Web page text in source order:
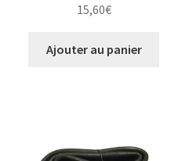
15,60€
Ajouter au panier